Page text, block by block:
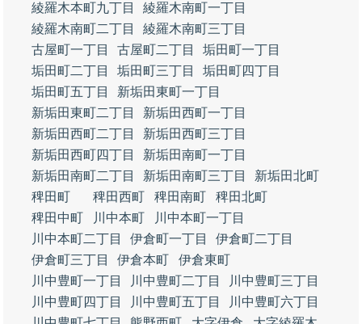
綾羅木本町九丁目
綾羅木南町一丁目
綾羅木南町二丁目
綾羅木南町三丁目
古屋町一丁目
古屋町二丁目
垢田町一丁目
垢田町二丁目
垢田町三丁目
垢田町四丁目
垢田町五丁目
新垢田東町一丁目
新垢田東町二丁目
新垢田西町一丁目
新垢田西町二丁目
新垢田西町三丁目
新垢田西町四丁目
新垢田南町一丁目
新垢田南町二丁目
新垢田南町三丁目
新垢田北町
稗田町
稗田西町 稗田南町
稗田北町
稗田中町
川中本町
川中本町一丁目
川中本町二丁目
伊倉町一丁目
伊倉町二丁目
伊倉町三丁目
伊倉本町
伊倉東町
川中豊町一丁目
川中豊町二丁目
川中豊町三丁目
川中豊町四丁目
川中豊町五丁目
川中豊町六丁目